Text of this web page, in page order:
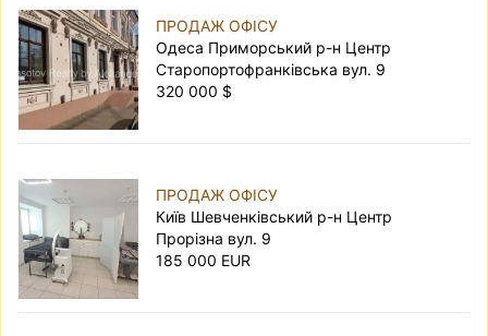
ПРОДАЖ ОФІСУ
Одеса Приморський р-н Центр
Старопортофранківська вул. 9
320 000 $
ПРОДАЖ ОФІСУ
Київ Шевченківський р-н Центр
Прорізна вул. 9
185 000 EUR